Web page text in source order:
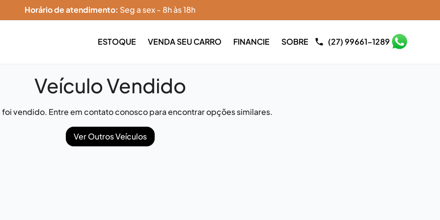
Horário de atendimento: Seg a sex - 8h às 18h
ESTOQUE VENDA SEU CARRO FINANCIE SOBRE (27) 99661-1289
Veículo Vendido
foi vendido. Entre em contato conosco para encontrar opções similares.
Ver Outros Veículos